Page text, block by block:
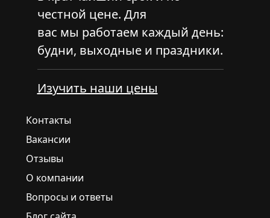
честной цене. Для
вас мы работаем каждый день:
будни, выходные и праздники.
Изучить наши цены
Контакты
Вакансии
Отзывы
О компании
Вопросы и ответы